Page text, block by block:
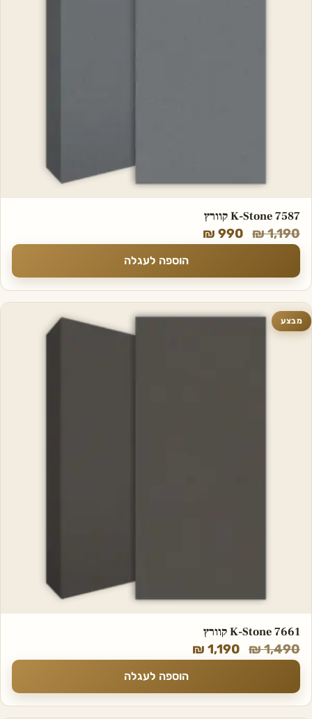
K-Stone 7587 קוורץ
₪1,190
₪ 990
הוספה לעגלה
מבצע
K-Stone 7661 קוורץ
₪1,490
₪ 1,190
הוספה לעגלה